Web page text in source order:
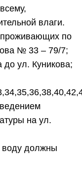
влаги.
по
№ 33 – 79/7;
до ул. Куникова;
на ул.
воду должны